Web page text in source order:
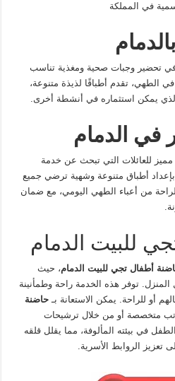
تحضير وجبات صحية ومغذية تناسب
الطهي، تقدم أطباقًا لذيذة متنوعة،
الذي يمكن استثماره في أنشطة أخرى.
في الدمام
مميز للعائلات التي تبحث عن خدمة
أطباق متنوعة وشهية ترضي جميع
من أعباء الطهي اليومي، مع ضمان
للبيت الدمام
أطفال تجي للبيت الدمام، حيث
توفر هذه الخدمة راحة وطمأنينة
أو للراحة. يمكن الاستعانة بـحاضنة
متخصصة أو من خلال ترشيحات
في بيئته المألوفة، مما يقلل قلقه
تعزيز الروابط الأسرية.